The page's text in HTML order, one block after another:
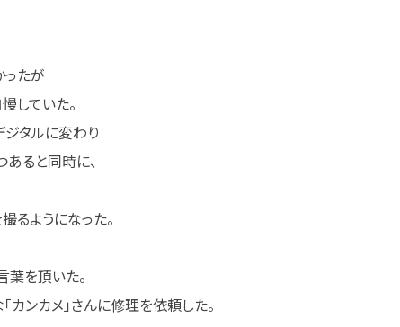
たが
していた。
タルに変わり
ると同時に、
るようになった。
葉を頂いた。
ンカメ」さんに修理を依頼した。